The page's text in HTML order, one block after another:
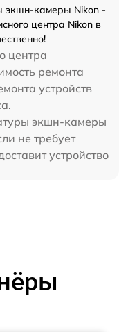
экшн-камеры Nikon -
центра Nikon в
центра
ремонта
устройств
экшн-камеры
не требует
устройство